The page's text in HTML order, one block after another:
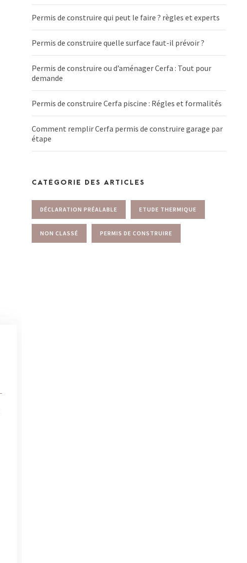
Permis de construire qui peut le faire ? règles et experts
Permis de construire quelle surface faut-il prévoir ?
Permis de construire ou d’aménager Cerfa : Tout pour
demande
Permis de construire Cerfa piscine : Régles et formalités
Comment remplir Cerfa permis de construire garage par
étape
CATÉGORIE DES ARTICLES
DÉCLARATION PRÉALABLE ETUDE THERMIQUE
NON CLASSÉ PERMIS DE CONSTRUIRE